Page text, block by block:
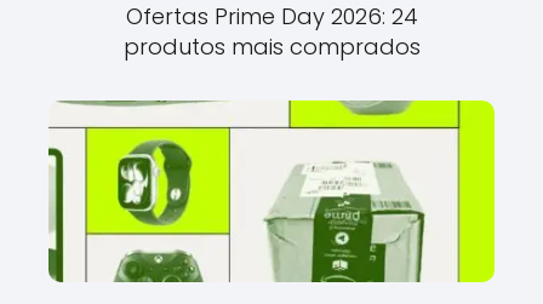
Ofertas Prime Day 2026: 24
produtos mais comprados